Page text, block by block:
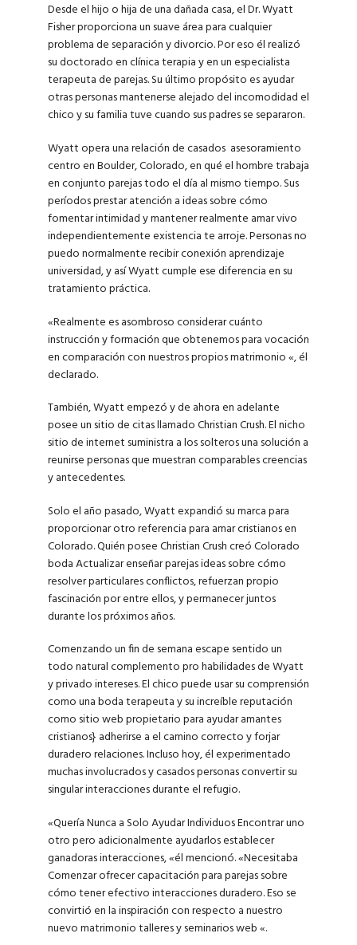
Desde el hijo o hija de una dañada casa, el Dr. Wyatt
Fisher proporciona un suave área para cualquier
problema de separación y divorcio. Por eso él realizó
su doctorado en clínica terapia y en un especialista
terapeuta de parejas. Su último propósito es ayudar
otras personas mantenerse alejado del incomodidad el
chico y su familia tuve cuando sus padres se separaron.
Wyatt opera una relación de casados ​​ asesoramiento
centro en Boulder, Colorado, en qué el hombre trabaja
en conjunto parejas todo el día al mismo tiempo. Sus
períodos prestar atención a ideas sobre cómo
fomentar intimidad y mantener realmente amar vivo
independientemente existencia te arroje. Personas no
puedo normalmente recibir conexión aprendizaje
universidad, y así Wyatt cumple ese diferencia en su
tratamiento práctica.
«Realmente es asombroso considerar cuánto
instrucción y formación que obtenemos para vocación
en comparación con nuestros propios matrimonio «, él
declarado.
También, Wyatt empezó y de ahora en adelante
posee un sitio de citas llamado Christian Crush. El nicho
sitio de internet suministra a los solteros una solución a
reunirse personas que muestran comparables creencias
y antecedentes.
Solo el año pasado, Wyatt expandió su marca para
proporcionar otro referencia para amar cristianos en
Colorado. Quién posee Christian Crush creó Colorado
boda Actualizar enseñar parejas ideas sobre cómo
resolver particulares conflictos, refuerzan propio
fascinación por entre ellos, y permanecer juntos
durante los próximos años.
Comenzando un fin de semana escape sentido un
todo natural complemento pro habilidades de Wyatt
y privado intereses. El chico puede usar su comprensión
como una boda terapeuta y su increíble reputación
como sitio web propietario para ayudar amantes
cristianos} adherirse a el camino correcto y forjar
duradero relaciones. Incluso hoy, él experimentado
muchas involucrados y casados personas convertir su
singular interacciones durante el refugio.
«Quería Nunca a Solo Ayudar Individuos Encontrar uno
otro pero adicionalmente ayudarlos establecer
ganadoras interacciones, «él mencionó. «Necesitaba
Comenzar ofrecer capacitación para parejas sobre
cómo tener efectivo interacciones duradero. Eso se
convirtió en la inspiración con respecto a nuestro
nuevo matrimonio talleres y seminarios web «.